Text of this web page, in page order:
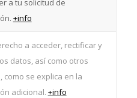
a tu solicitud de
+info
a acceder, rectificar y
datos, así como otros
como se explica en la
adicional. +info